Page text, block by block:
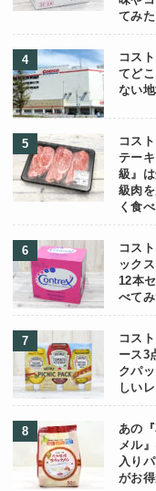
てみた
コス
てど
ない
コス
テー
級』
級肉
く食
コス
ック
12本
べて
コス
ース3
クパ
しい
あの
メル
入り
がお